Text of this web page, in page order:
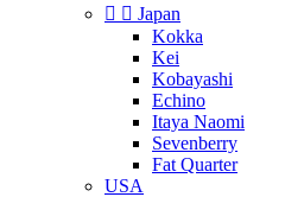
  Japan
Kokka
Kei
Kobayashi
Echino
Itaya Naomi
Sevenberry
Fat Quarter
USA